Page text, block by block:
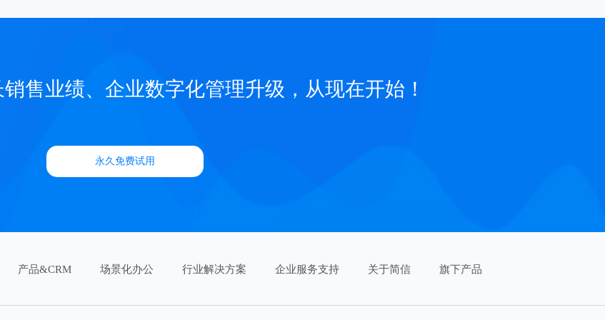
售业绩、企业数字化管理升级，从现在开始！
永久免费试用
产品&CRM 场景化办公 行业解决方案 企业服务支持 关于简信 旗下产品